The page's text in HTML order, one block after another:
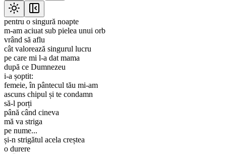
pentru o singură noapte
m-am aciuat sub pielea unui orb
vrând să aflu
cât valorează singurul lucru
pe care mi l-a dat mama
după ce Dumnezeu
i-a șoptit:
femeie, în pântecul tău mi-am
ascuns chipul și te condamn
să-l porți
până când cineva
mă va striga
pe nume...
și-n strigătul acela creștea
o durere